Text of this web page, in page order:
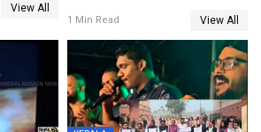
View All
രക്ഷപ്പെട്ടത് തലനാരിടയ്ക്ക്
1 Min Read View All